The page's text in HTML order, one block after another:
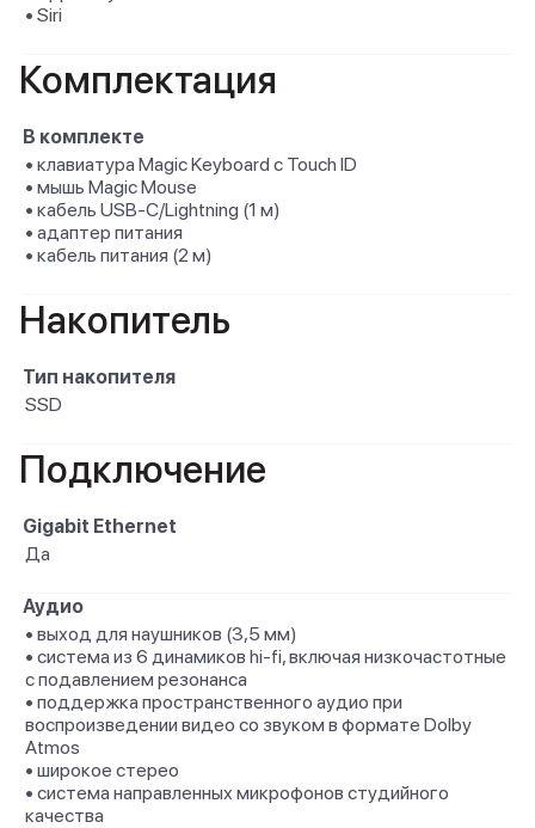
• Siri
Комплектация
В комплекте
• клавиатура Magic Keyboard с Touch ID
• мышь Magic Mouse
• кабель USB-C/Lightning (1 м)
• адаптер питания
• кабель питания (2 м)
Накопитель
Тип накопителя
SSD
Подключение
Gigabit Ethernet
Да
Аудио
• выход для наушников (3,5 мм)
• система из 6 динамиков hi-fi, включая низкочастотные
с подавлением резонанса
• поддержка пространственного аудио при
воспроизведении видео со звуком в формате Dolby
Atmos
• широкое стерео
• система направленных микрофонов студийного
качества